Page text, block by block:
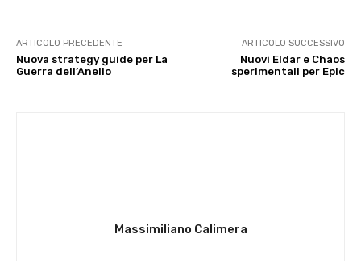
ARTICOLO PRECEDENTE
Nuova strategy guide per La
Guerra dell’Anello
ARTICOLO SUCCESSIVO
Nuovi Eldar e Chaos
sperimentali per Epic
Massimiliano Calimera